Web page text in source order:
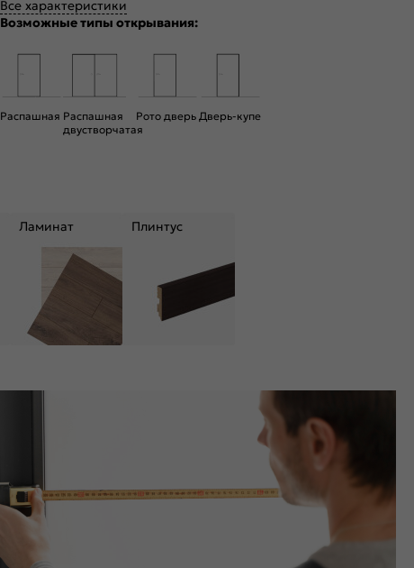
Все характеристики
Возможные типы открывания:
Распашная Распашная
двустворчатая
Рото дверь Дверь-купе
Ламинат Плинтус